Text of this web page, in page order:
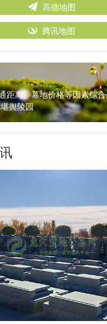
高德地图
腾讯地图
距离、墓地价格等因素综
舆陵园